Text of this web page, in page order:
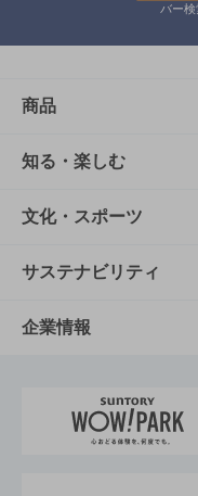
バー検
商品
商品TOP
商品一覧
商品発売情報
栄養成分一覧
知る・楽しむ
知る・楽しむTOP
キャンペーン
工場見学
地域情報
文化・スポーツ
文化・スポーツTOP
サントリーホール
サントリーサンバ
サステナビリティ
サステナビリティ
サントリーが考え
企業情報
企業概要